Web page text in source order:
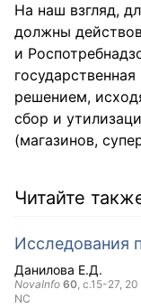
На наш взгляд,
должны
и
решением,
сбор и
(магазинов,
Читайте
Исследования
Данилова Е.Д.
NovaInfo 60, с.15-27, 20
NC